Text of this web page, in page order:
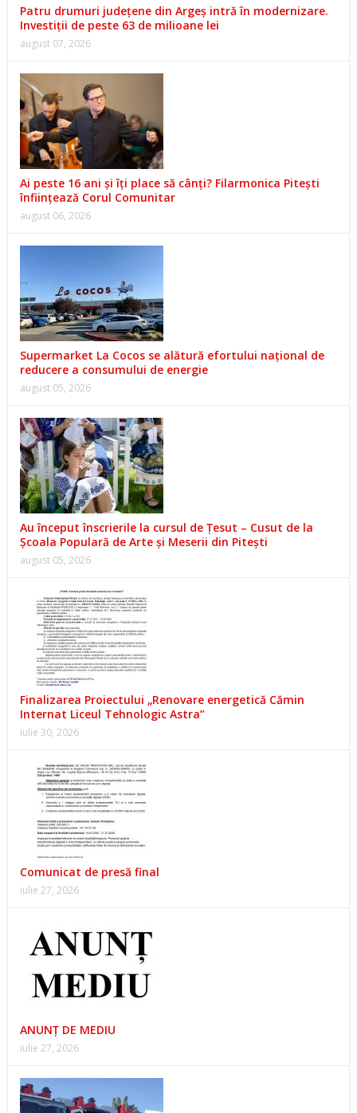
Patru drumuri județene din Argeș intră în modernizare.
Investiții de peste 63 de milioane lei
august 07, 2026
Ai peste 16 ani și îți place să cânți? Filarmonica Pitești
înființează Corul Comunitar
august 06, 2026
Supermarket La Cocos se alătură efortului național de
reducere a consumului de energie
august 05, 2026
Au început înscrierile la cursul de Țesut – Cusut de la
Școala Populară de Arte și Meserii din Pitești
august 05, 2026
Finalizarea Proiectului „Renovare energetică Cămin
Internat Liceul Tehnologic Astra”
iulie 30, 2026
Comunicat de presă final
iulie 27, 2026
ANUNŢ DE MEDIU
iulie 27, 2026